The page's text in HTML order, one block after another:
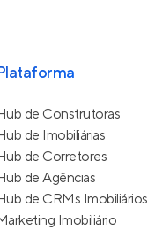
de Construtoras
de Imobiliárias
de Corretores
de Agências
de CRMs Imobiliários
Imobiliário